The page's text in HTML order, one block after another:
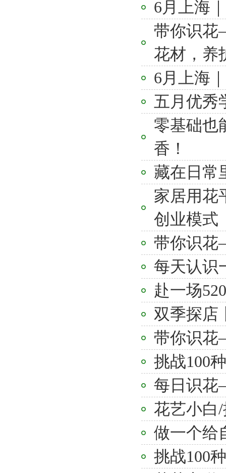
6月上海
带你识花
花材，养
6月上海
五月优秀
零基础也
香！
藏在日常
家居用花
创业模式
带你识花
每天认识
赴一场
双季探店
带你识
挑战100
每日识花
花艺小白
做一个给
挑战100